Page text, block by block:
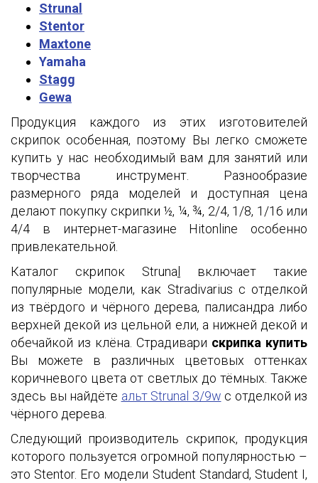
Strunal
Stentor
Maxtone
Yamaha
Stagg
Gewa
Продукция каждого из этих изготовителей
скрипок особенная, поэтому Вы легко сможете
купить у нас необходимый вам для занятий или
творчества инструмент. Разнообразие
размерного ряда моделей и доступная цена
делают покупку скрипки ½, ¼, ¾, 2/4, 1/8, 1/16 или
4/4 в интернет-магазине Hitonline особенно
привлекательной.
Каталог скрипок Struna
включает такие
популярные модели, как Stradivarius с отделкой
из твёрдого и чёрного дерева, палисандра либо
верхней декой из цельной ели, а нижней декой и
обечайкой из клёна. Страдивари скрипка купить
Вы можете в различных цветовых оттенках
коричневого цвета от светлых до тёмных. Также
здесь вы найдёте альт Strunal 3/9w с отделкой из
чёрного дерева.
Следующий производитель скрипок, продукция
которого пользуется огромной популярностью –
это Stentor. Его модели Student Standard, Student I,